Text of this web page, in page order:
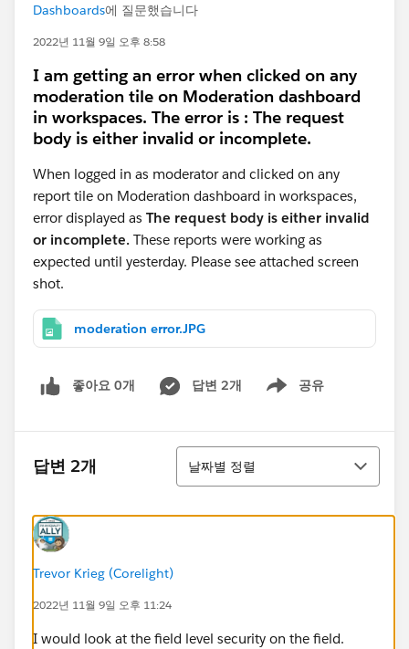
Dashboards에 질문했습니다
2022년 11월 9일 오후 8:58
I am getting an error when clicked on any
moderation tile on Moderation dashboard
in workspaces. The error is : The request
body is either invalid or incomplete.
When logged in as moderator and clicked on any
report tile on Moderation dashboard in workspaces,
error displayed as The request body is either invalid
or incomplete. These reports were working as
expected until yesterday. Please see attached screen
shot.
moderation error.JPG
좋아요 0개 답변 2개 공유
Show menu
답변 2개
정렬
날짜별 정렬
Trevor Krieg (Corelight)
2022년 11월 9일 오후 11:24
I would look at the field level security on the field.